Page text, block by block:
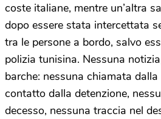
coste italiane, mentre un’altra
dopo essere stata intercettata
tra le persone a bordo, salvo
polizia tunisina. Nessuna
barche: nessuna chiamata
contatto dalla detenzione,
decesso, nessuna traccia nel